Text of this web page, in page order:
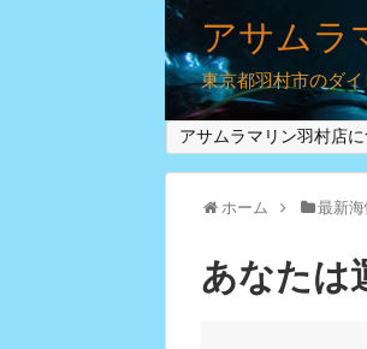
アサムラ
東京都羽村市のダ
アサムラマリン羽村店
ホーム 最新
あなたは